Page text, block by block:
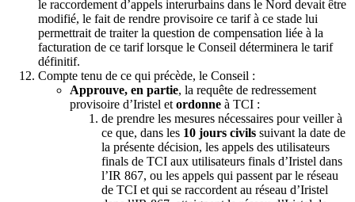
le raccordement d’appels interurbains dans le Nord devait être
modifié, le fait de rendre provisoire ce tarif à ce stade lui
permettrait de traiter la question de compensation liée à la
facturation de ce tarif lorsque le Conseil déterminera le tarif
définitif.
Compte tenu de ce qui précède, le Conseil :
Approuve, en partie, la requête de redressement
provisoire d’Iristel et ordonne à TCI :
de prendre les mesures nécessaires pour veiller à
ce que, dans les 10 jours civils suivant la date de
la présente décision, les appels des utilisateurs
finals de TCI aux utilisateurs finals d’Iristel dans
l’IR 867, ou les appels qui passent par le réseau
de TCI et qui se raccordent au réseau d’Iristel